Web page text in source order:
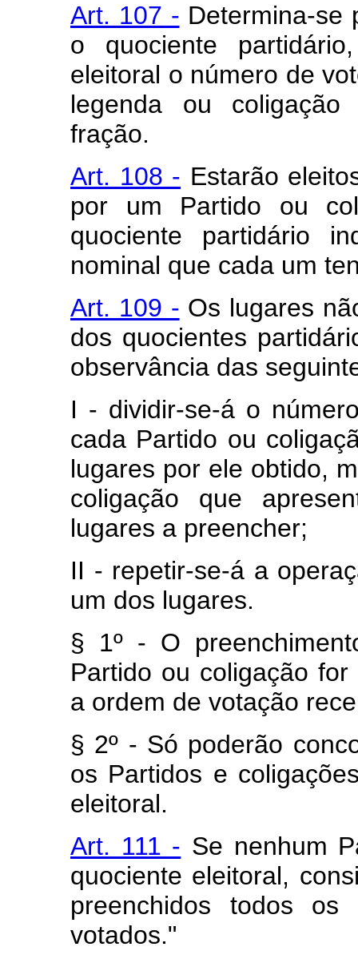
Art. 107 - Determina-se
o quociente
eleitoral o número de
legenda ou
fração.
Art. 108 - Estarão
por um Partido ou
quociente partidário
nominal que cada um
Art. 109 - Os lugares
dos quocientes
observância das
I - dividir-se-á o
cada Partido ou
lugares por ele obtido,
coligação que
lugares a preencher;
II - repetir-se-á a
um dos lugares.
§ 1º - O
Partido ou coligação
a ordem de votação
§ 2º - Só poderão
os Partidos e
eleitoral.
Art. 111 - Se nenhum
quociente eleitoral,
preenchidos todos
votados."